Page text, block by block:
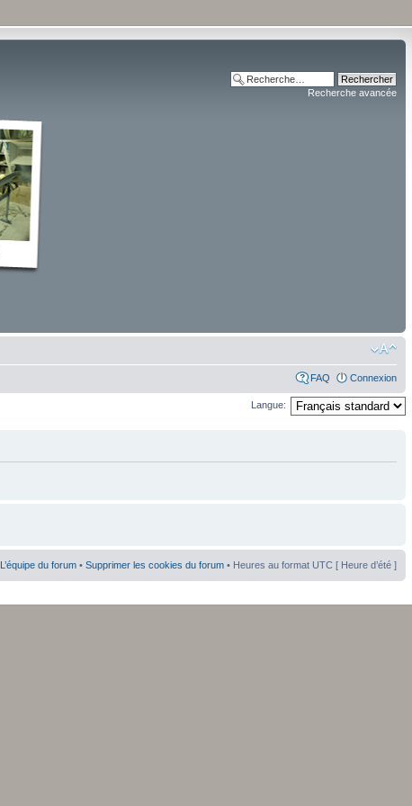
Recherche avancée
FAQ Connexion
Langue:
L’équipe du forum • Supprimer les cookies du forum • Heures au format UTC [ Heure d’été ]